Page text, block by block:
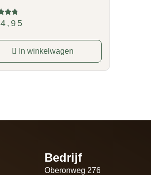
In winkelwagen
Bedrijf
Oberonweg 276